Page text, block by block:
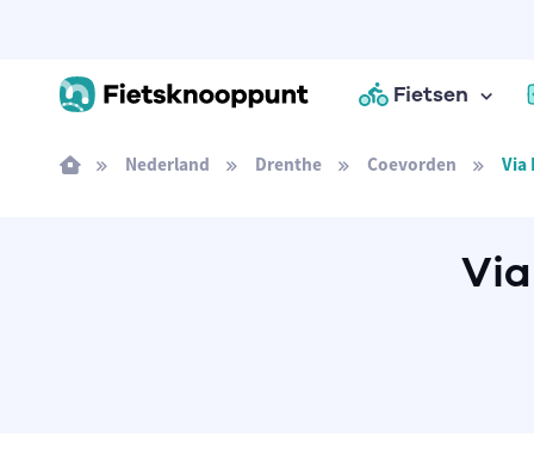
Fietsen
Nederland Drenthe Coevorden Via